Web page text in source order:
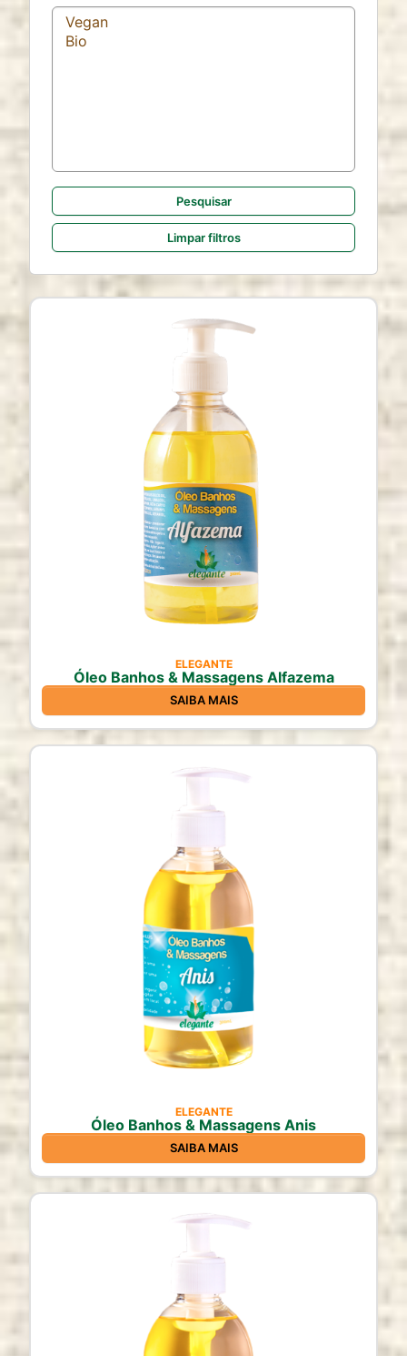
Limpar filtros
ELEGANTE
Óleo Banhos & Massagens Alfazema
SAIBA MAIS
ELEGANTE
Óleo Banhos & Massagens Anis
SAIBA MAIS
_ga, _ga_*
Provider:
Cookie duration:
2 anos